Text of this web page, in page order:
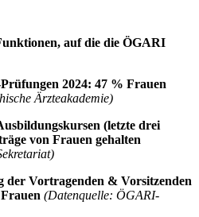
auf die die ÖGARI
2024: 47 % Frauen
Ärzteakademie)
(letzte drei
von Frauen gehalten
der Vortragenden & Vorsitzenden
(Datenquelle: ÖGARI-